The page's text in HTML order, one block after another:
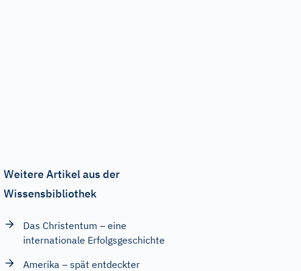
Weitere Artikel aus der
Wissensbibliothek
Das Christentum – eine
internationale Erfolgsgeschichte
Amerika – spät entdeckter